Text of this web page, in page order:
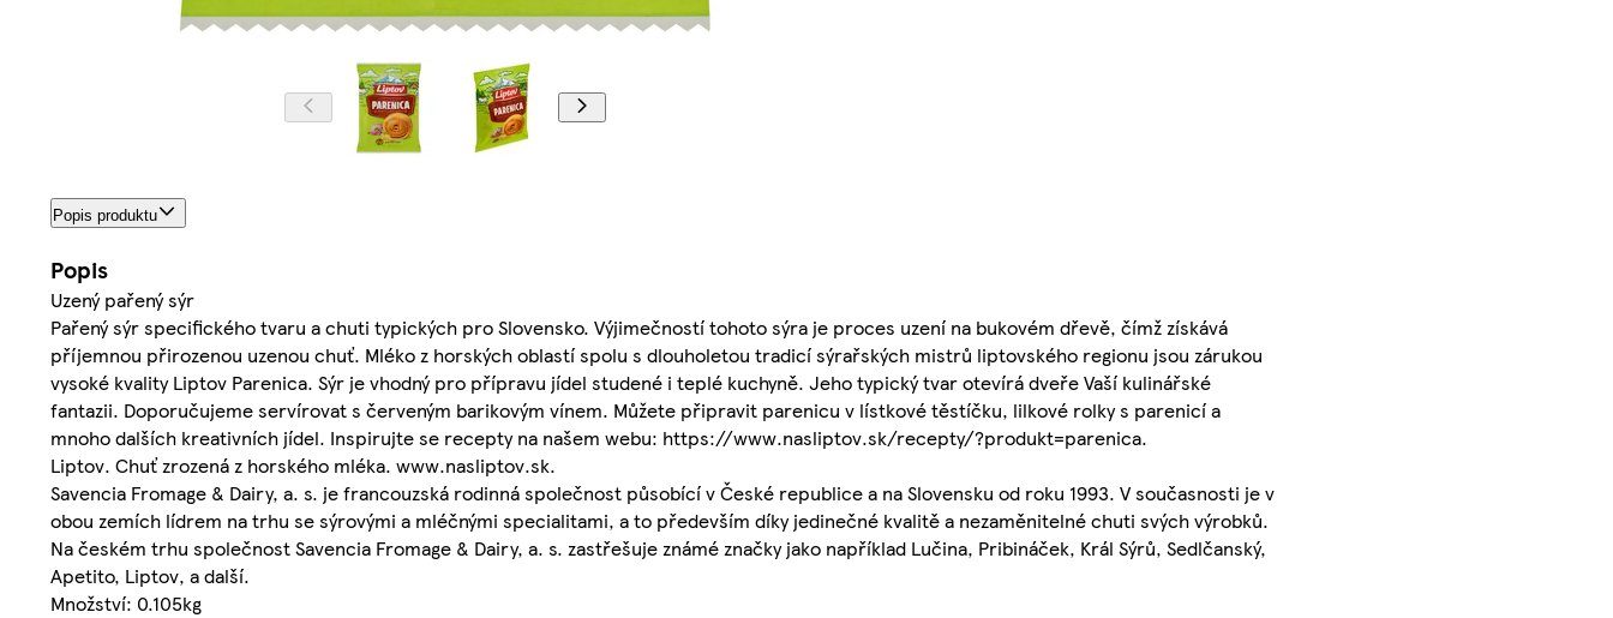
Popis produktu
Popis
Uzený pařený sýr
Pařený sýr specifického tvaru a chuti typických pro Slovensko. Výjimečností tohoto sýra je proces uzení na bukovém dřevě, čímž získává
příjemnou přirozenou uzenou chuť. Mléko z horských oblastí spolu s dlouholetou tradicí sýrařských mistrů liptovského regionu jsou zárukou
vysoké kvality Liptov Parenica. Sýr je vhodný pro přípravu jídel studené i teplé kuchyně. Jeho typický tvar otevírá dveře Vaší kulinářské
fantazii. Doporučujeme servírovat s červeným barikovým vínem. Můžete připravit parenicu v lístkové těstíčku, lilkové rolky s parenicí a
mnoho dalších kreativních jídel. Inspirujte se recepty na našem webu: https://www.nasliptov.sk/recepty/?produkt=parenica.
Liptov. Chuť zrozená z horského mléka. www.nasliptov.sk.
Savencia Fromage & Dairy, a. s. je francouzská rodinná společnost působící v České republice a na Slovensku od roku 1993. V současnosti je v
obou zemích lídrem na trhu se sýrovými a mléčnými specialitami, a to především díky jedinečné kvalitě a nezaměnitelné chuti svých výrobků.
Na českém trhu společnost Savencia Fromage & Dairy, a. s. zastřešuje známé značky jako například Lučina, Pribináček, Král Sýrů, Sedlčanský,
Apetito, Liptov, a další.
Množství: 0.105kg